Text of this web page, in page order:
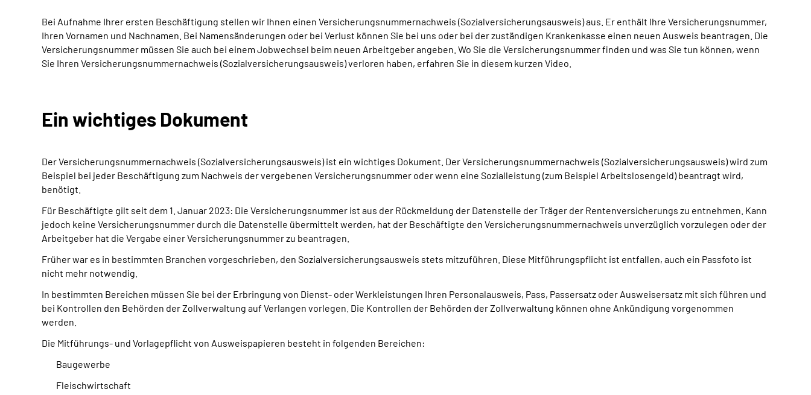
Bei Aufnahme Ihrer ersten Beschäftigung stellen wir Ihnen einen Versicherungsnummernachweis (Sozialversicherungsausweis) aus. Er enthält Ihre Versicherungsnummer,
Ihren Vornamen und Nachnamen. Bei Namensänderungen oder bei Verlust können Sie bei uns oder bei der zuständigen Krankenkasse einen neuen Ausweis beantragen. Die
Versicherungsnummer müssen Sie auch bei einem Jobwechsel beim neuen Arbeitgeber angeben. Wo Sie die Versicherungsnummer finden und was Sie tun können, wenn
Sie Ihren Versicherungsnummernachweis (Sozialversicherungsausweis) verloren haben, erfahren Sie in diesem kurzen Video.
Ein wichtiges Dokument
Der Versicherungsnummernachweis (Sozialversicherungsausweis) ist ein wichtiges Dokument. Der Versicherungsnummernachweis (Sozialversicherungsausweis) wird zum
Beispiel bei jeder Beschäftigung zum Nachweis der vergebenen Versicherungsnummer oder wenn eine Sozialleistung (zum Beispiel Arbeitslosengeld) beantragt wird,
benötigt.
Für Beschäftigte gilt seit dem 1. Januar 2023: Die Versicherungsnummer ist aus der Rückmeldung der Datenstelle der Träger der Rentenversicherungs zu entnehmen. Kann
jedoch keine Versicherungsnummer durch die Datenstelle übermittelt werden, hat der Beschäftigte den Versicherungsnummernachweis unverzüglich vorzulegen oder der
Arbeitgeber hat die Vergabe einer Versicherungsnummer zu beantragen.
Früher war es in bestimmten Branchen vorgeschrieben, den Sozialversicherungsausweis stets mitzuführen. Diese Mitführungspflicht ist entfallen, auch ein Passfoto ist
nicht mehr notwendig.
In bestimmten Bereichen müssen Sie bei der Erbringung von Dienst- oder Werkleistungen Ihren Personalausweis, Pass, Passersatz oder Ausweisersatz mit sich führen und
bei Kontrollen den Behörden der Zollverwaltung auf Verlangen vorlegen. Die Kontrollen der Behörden der Zollverwaltung können ohne Ankündigung vorgenommen
werden.
Die Mitführungs- und Vorlagepflicht von Ausweispapieren besteht in folgenden Bereichen:
Baugewerbe
Fleischwirtschaft